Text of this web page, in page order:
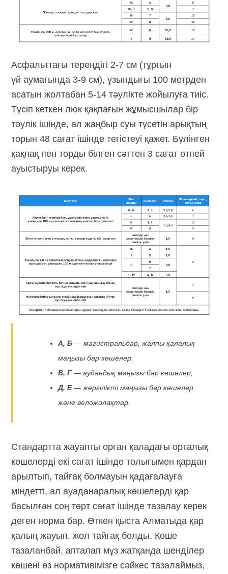
Асфальттағы тереңдігі 2-7 см (тұрғын
үй аумағында 3-9 см), ұзындығы 100 метрден
асатын жолтабан 5-14 тәулікте жойылуға тиіс.
Түсіп кеткен люк қақпағын жұмысшылар бір
тәулік ішінде, ал жаңбыр суы түсетін арықтың
торын 48 сағат ішінде тегістеуі қажет. Бүлінген
қақпақ пен торды білген сәттен 3 сағат өтпей
ауыстыруы керек.
А, Б— магистральдар, жалпы қалалық
маңызы бар көшелер,
В, Г— аудандық маңызы бар көшелер,
Д, Е— жергілікті маңызы бар көшелер
және веложолақтар.
Стандартта жауапты орган қаладағы орталық
көшелерді екі сағат ішінде толығымен қардан
арылтып, тайғақ болмауын қадағалауға
міндетті, ал ауаданаралық көшелерді қар
басылған соң төрт сағат ішінде тазалау керек
деген норма бар. Өткен қыста Алматыда қар
қалың жауып, жол тайғақ болды. Көше
тазаланбай, апталап мұз жатқанда шенділер
көшені өз нормативімізге сәйкес тазалаймыз,